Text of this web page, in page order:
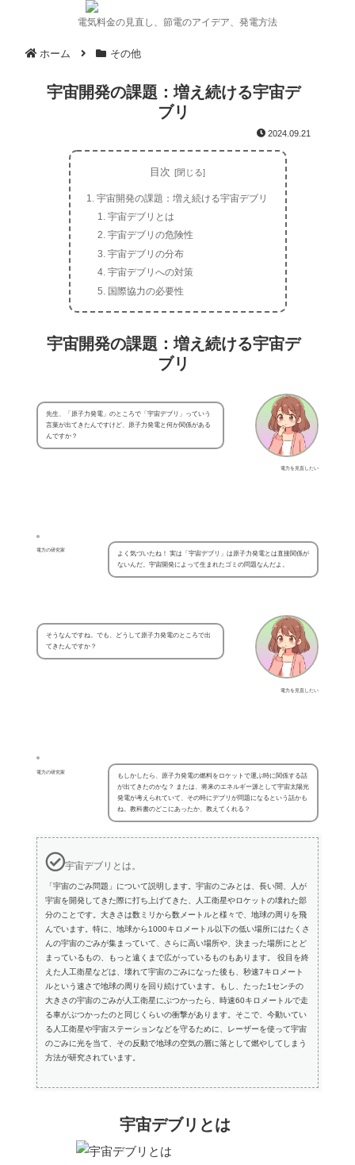
電気料金の見直し、節電のアイデア、発電方法
ホーム その他
宇宙開発の課題：増え続ける宇宙デ
ブリ
2024.09.21
目次
宇宙開発の課題：増え続ける宇宙デブリ
宇宙デブリとは
宇宙デブリの危険性
宇宙デブリの分布
宇宙デブリへの対策
国際協力の必要性
宇宙開発の課題：増え続ける宇宙デ
ブリ
電力を見直したい
先生、「原子力発電」のところで「宇宙デブリ」っていう
言葉が出てきたんですけど、原子力発電と何か関係がある
んですか？
電力の研究家
よく気づいたね！ 実は「宇宙デブリ」は原子力発電とは直接関係が
ないんだ。宇宙開発によって生まれたゴミの問題なんだよ。
電力を見直したい
そうなんですね。でも、どうして原子力発電のところで出
てきたんですか？
電力の研究家
もしかしたら、原子力発電の燃料をロケットで運ぶ時に関係する話
が出てきたのかな？ または、将来のエネルギー源として宇宙太陽光
発電が考えられていて、その時にデブリが問題になるという話かも
ね。教科書のどこにあったか、教えてくれる？
宇宙デブリとは。
「宇宙のごみ問題」について説明します。宇宙のごみとは、長い間、人が
宇宙を開発してきた際に打ち上げてきた、人工衛星やロケットの壊れた部
分のことです。大きさは数ミリから数メートルと様々で、地球の周りを飛
んでいます。特に、地球から1000キロメートル以下の低い場所にはたくさ
んの宇宙のごみが集まっていて、さらに高い場所や、決まった場所にとど
まっているもの、もっと遠くまで広がっているものもあります。 役目を終
えた人工衛星などは、壊れて宇宙のごみになった後も、秒速7キロメート
ルという速さで地球の周りを回り続けています。もし、たった1センチの
大きさの宇宙のごみが人工衛星にぶつかったら、時速60キロメートルで走
る車がぶつかったのと同じくらいの衝撃があります。そこで、今動いてい
る人工衛星や宇宙ステーションなどを守るために、レーザーを使って宇宙
のごみに光を当て、その反動で地球の空気の層に落として燃やしてしまう
方法が研究されています。
宇宙デブリとは